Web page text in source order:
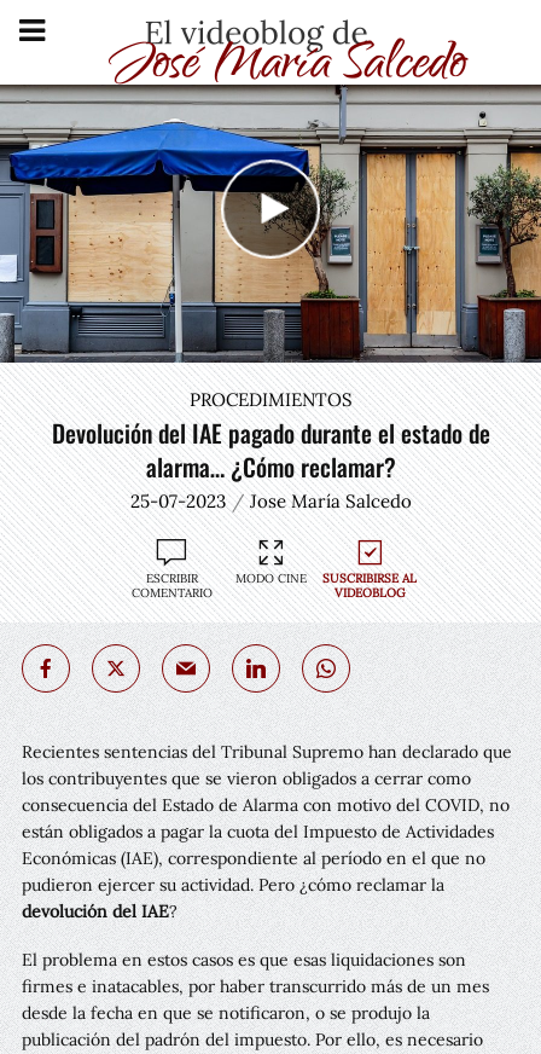
PROCEDIMIENTOS
Devolución del IAE pagado durante el estado de
alarma… ¿Cómo reclamar?
25-07-2023 Jose María Salcedo
ESCRIBIR
COMENTARIO
MODO CINE
SUSCRIBIRSE AL
VIDEOBLOG
Recientes sentencias del Tribunal Supremo han declarado que
los contribuyentes que se vieron obligados a cerrar como
consecuencia del Estado de Alarma con motivo del COVID, no
están obligados a pagar la cuota del Impuesto de Actividades
Económicas (IAE), correspondiente al período en el que no
pudieron ejercer su actividad. Pero ¿cómo reclamar la
devolución del IAE?
El problema en estos casos es que esas liquidaciones son
firmes e inatacables, por haber transcurrido más de un mes
desde la fecha en que se notificaron, o se produjo la
publicación del padrón del impuesto. Por ello, es necesario